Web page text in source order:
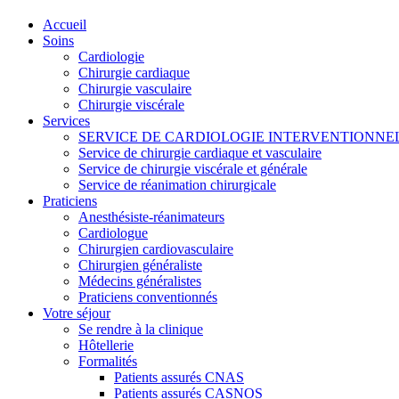
Accueil
Soins
Cardiologie
Chirurgie cardiaque
Chirurgie vasculaire
Chirurgie viscérale
Services
SERVICE DE CARDIOLOGIE
Service de chirurgie cardiaque et vasculaire
Service de chirurgie viscérale et générale
Service de réanimation chirurgicale
Praticiens
Anesthésiste-réanimateurs
Cardiologue
Chirurgien cardiovasculaire
Chirurgien généraliste
Médecins généralistes
Praticiens conventionnés
Votre séjour
Se rendre à la clinique
Hôtellerie
Formalités
Patients assurés CNAS
Patients assurés CASNOS